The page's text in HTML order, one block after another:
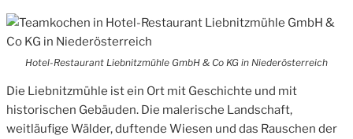
Hotel-Restaurant Liebnitzmühle GmbH & Co KG in Niederösterreich
Die Liebnitzmühle ist ein Ort mit Geschichte und mit
historischen Gebäuden. Die malerische Landschaft,
weitläufige Wälder, duftende Wiesen und das Rauschen der